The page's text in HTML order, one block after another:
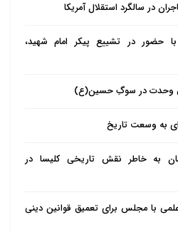
در سالگرد استقلال آمریکا
با حضور در تشییع پیکر امام شهید،
وحدت در سوگِ حسین(ع)
به وسعت تاریخ
به خاطر نقش تاریخی کلیسا در
با مجلس برای تعمیق قوانین دینی